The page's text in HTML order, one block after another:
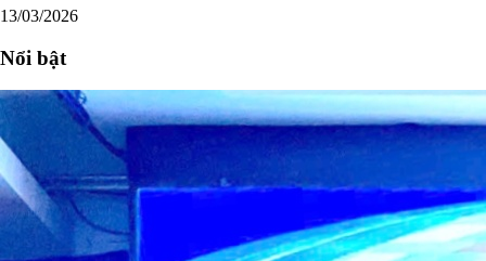
13/03/2026
Nổi bật